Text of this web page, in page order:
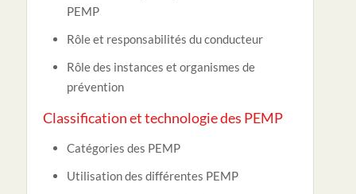
PEMP
Rôle et responsabilités du conducteur
Rôle des instances et organismes de
prévention
Classification et technologie des PEMP
Catégories des PEMP
Utilisation des différentes PEMP